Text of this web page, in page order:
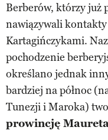
Berberów, którzy już
nawiązywali
Kartagińczykami.
pochodzenie
określano jednak
bardziej na północ
Tunezji i Maroka)
prowincję